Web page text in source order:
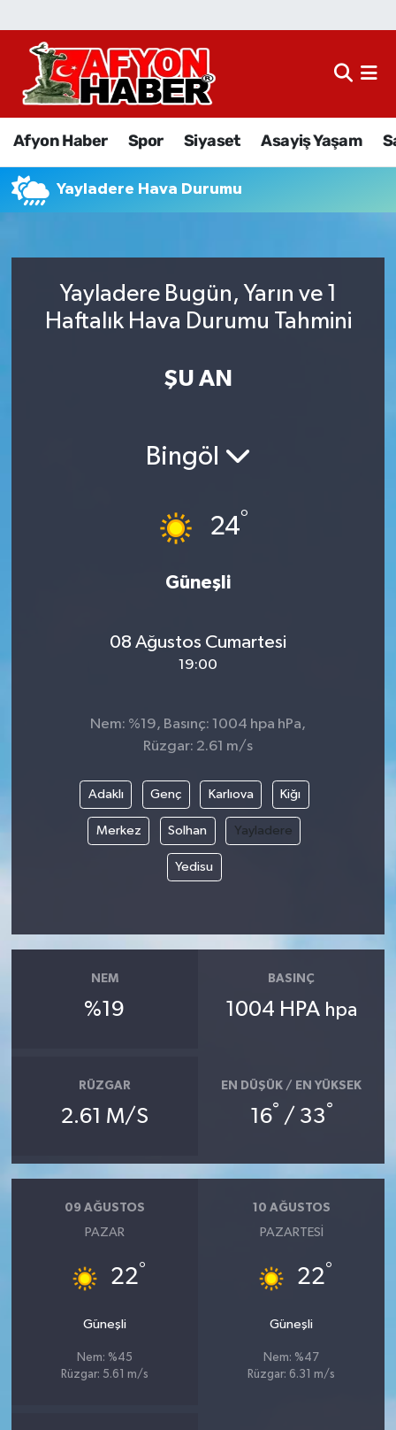
Afyon Haber Spor Siyaset Asayiş Yaşam
Yayladere Hava Durumu
Yayladere Bugün, Yarın ve 1
Haftalık Hava Durumu Tahmini
ŞU AN
Bingöl
24°
Güneşli
08 Ağustos Cumartesi
19:00
Nem: %19, Basınç: 1004 hpa hPa,
Rüzgar: 2.61 m/s
Adaklı Genç Karlıova Kiğı
Merkez Solhan Yayladere
Yedisu
NEM
%19
BASINÇ
1004 HPA hpa
RÜZGAR
2.61 M/S
EN DÜŞÜK / EN YÜKSEK
16° / 33°
09 AĞUSTOS
PAZAR
22°
Güneşli
Nem: %45
Rüzgar: 5.61 m/s
10 AĞUSTOS
PAZARTESI
22°
Güneşli
Nem: %47
Rüzgar: 6.31 m/s
Afyon Haber
Asayiş Yaşam
Eğitim